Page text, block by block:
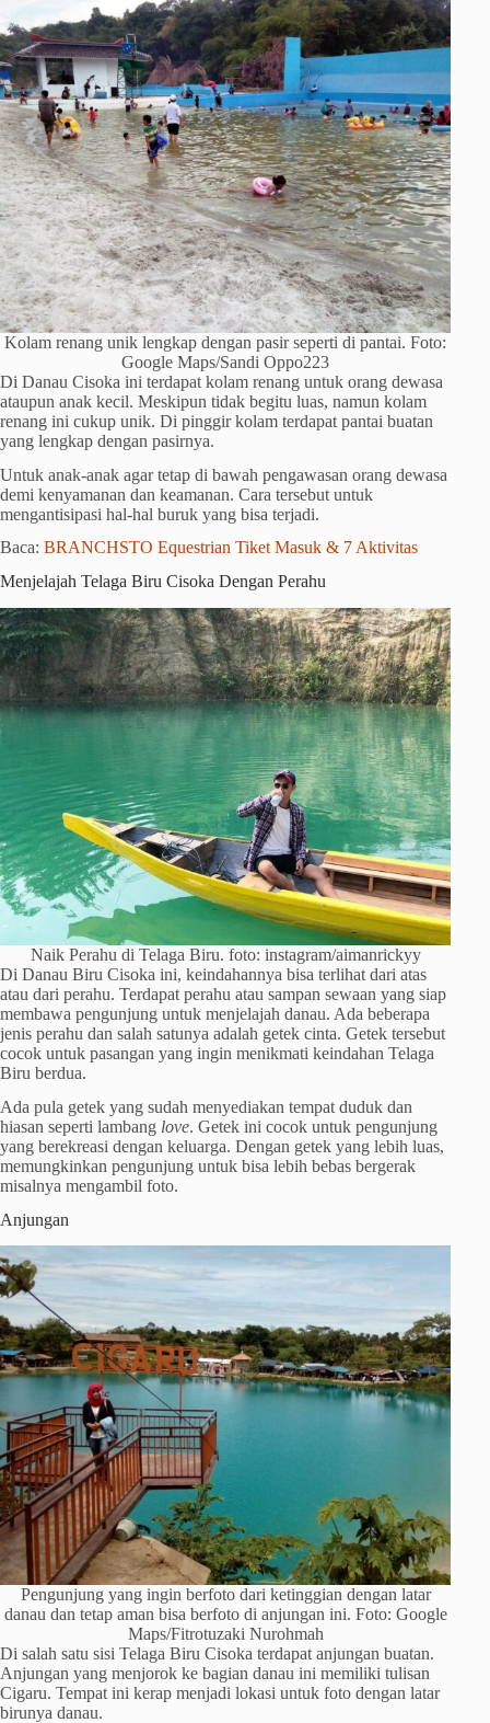
Kolam renang unik lengkap dengan pasir seperti di pantai. Foto:
Google Maps/Sandi Oppo223
Di Danau Cisoka ini terdapat kolam renang untuk orang dewasa
ataupun anak kecil. Meskipun tidak begitu luas, namun kolam
renang ini cukup unik. Di pinggir kolam terdapat pantai buatan
yang lengkap dengan pasirnya.
Untuk anak-anak agar tetap di bawah pengawasan orang dewasa
demi kenyamanan dan keamanan. Cara tersebut untuk
mengantisipasi hal-hal buruk yang bisa terjadi.
Baca: BRANCHSTO Equestrian Tiket Masuk & 7 Aktivitas
Menjelajah Telaga Biru Cisoka Dengan Perahu
Naik Perahu di Telaga Biru. foto: instagram/aimanrickyy
Di Danau Biru Cisoka ini, keindahannya bisa terlihat dari atas
atau dari perahu. Terdapat perahu atau sampan sewaan yang siap
membawa pengunjung untuk menjelajah danau. Ada beberapa
jenis perahu dan salah satunya adalah getek cinta. Getek tersebut
cocok untuk pasangan yang ingin menikmati keindahan Telaga
Biru berdua.
Ada pula getek yang sudah menyediakan tempat duduk dan
hiasan seperti lambang love. Getek ini cocok untuk pengunjung
yang berekreasi dengan keluarga. Dengan getek yang lebih luas,
memungkinkan pengunjung untuk bisa lebih bebas bergerak
misalnya mengambil foto.
Anjungan
Pengunjung yang ingin berfoto dari ketinggian dengan latar
danau dan tetap aman bisa berfoto di anjungan ini. Foto: Google
Maps/Fitrotuzaki Nurohmah
Di salah satu sisi Telaga Biru Cisoka terdapat anjungan buatan.
Anjungan yang menjorok ke bagian danau ini memiliki tulisan
Cigaru. Tempat ini kerap menjadi lokasi untuk foto dengan latar
birunya danau.